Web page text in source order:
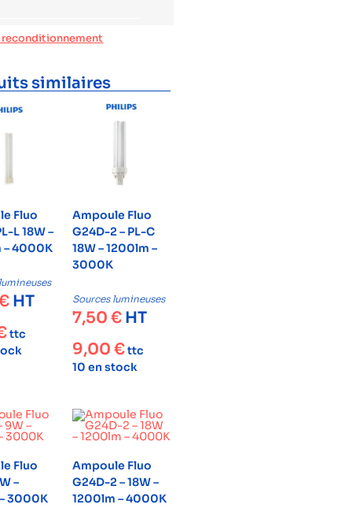
reconditionnement
similaires
Fluo
L 18W –
– 4000K
HT
ttc
Ampoule Fluo
G24D-2 – PL-C
18W – 1200lm –
3000K
Sources lumineuses
7,50 € HT
9,00 €ttc
10 en stock
Fluo
–
3000K
Ampoule Fluo
G24D-2 – 18W –
1200lm – 4000K